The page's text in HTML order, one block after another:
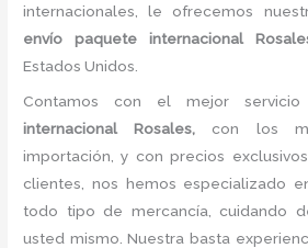
internacionales, le ofrecemos
envío paquete internacional
Estados Unidos.
Contamos con el mejor
internacional Rosales, con los
importación, y con precios
clientes, nos hemos especializado
todo tipo de mercancía, cuidando
usted mismo. Nuestra basta